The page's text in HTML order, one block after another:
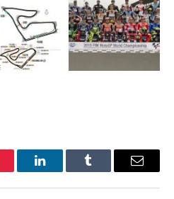
LinkedInTumblr Email